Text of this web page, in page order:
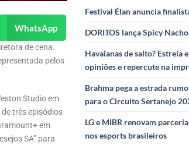
WhatsApp
de cena.
pelos
Studio em
três episódios
em
SA” para
Festival Élan anuncia
DORITOS lança Spicy
Havaianas de salto? Estreia
opiniões e repercute na
Brahma pega a estrada
para o Circuito Sertanejo
LG e MIBR renovam
nos esports brasileiros